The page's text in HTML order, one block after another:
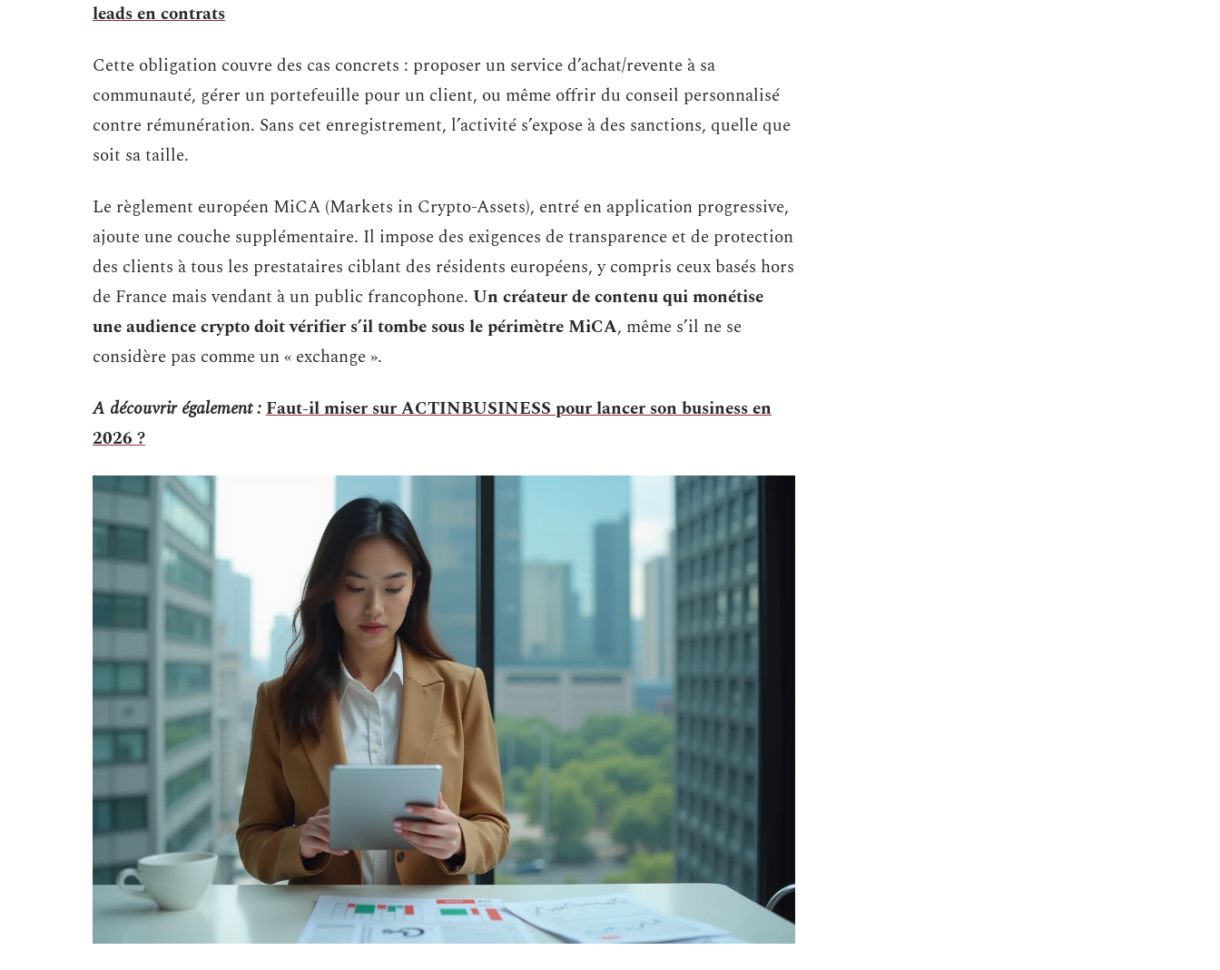
leads en contrats
Cette obligation couvre des cas concrets : proposer un service d’achat/revente à sa
communauté, gérer un portefeuille pour un client, ou même offrir du conseil personnalisé
contre rémunération. Sans cet enregistrement, l’activité s’expose à des sanctions, quelle que
soit sa taille.
Le règlement européen MiCA (Markets in Crypto-Assets), entré en application progressive,
ajoute une couche supplémentaire. Il impose des exigences de transparence et de protection
des clients à tous les prestataires ciblant des résidents européens, y compris ceux basés hors
de France mais vendant à un public francophone. Un créateur de contenu qui monétise
une audience crypto doit vérifier s’il tombe sous le périmètre MiCA, même s’il ne se
considère pas comme un « exchange ».
A découvrir également :Faut-il miser sur ACTINBUSINESS pour lancer son business en
2026 ?